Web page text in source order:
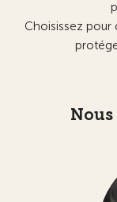
Choisissez pour
Nous